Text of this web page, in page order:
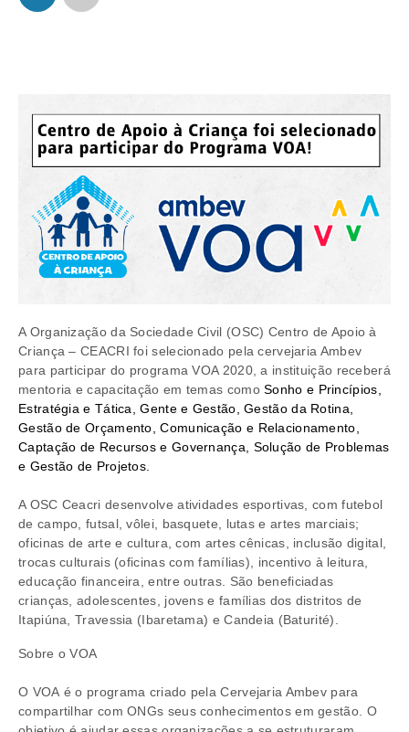
A Organização da Sociedade Civil (OSC) Centro de Apoio à
Criança – CEACRI foi selecionado pela cervejaria Ambev
para participar do programa VOA 2020, a instituição receberá
mentoria e capacitação em temas comoSonho e Princípios,
Estratégia e Tática, Gente e Gestão, Gestão da Rotina,
Gestão de Orçamento, Comunicação e Relacionamento,
Captação de Recursos e Governança, Solução de Problemas
e Gestão de Projetos.
A OSC Ceacri desenvolve atividades esportivas, com futebol
de campo, futsal, vôlei, basquete, lutas e artes marciais;
oficinas de arte e cultura, com artes cênicas, inclusão digital,
trocas culturais (oficinas com famílias), incentivo à leitura,
educação financeira, entre outras. São beneficiadas
crianças, adolescentes, jovens e famílias dos distritos de
Itapiúna, Travessia (Ibaretama) e Candeia (Baturité).
Sobre o VOA
O VOA é o programa criado pela Cervejaria Ambev para
compartilhar com ONGs seus conhecimentos em gestão. O